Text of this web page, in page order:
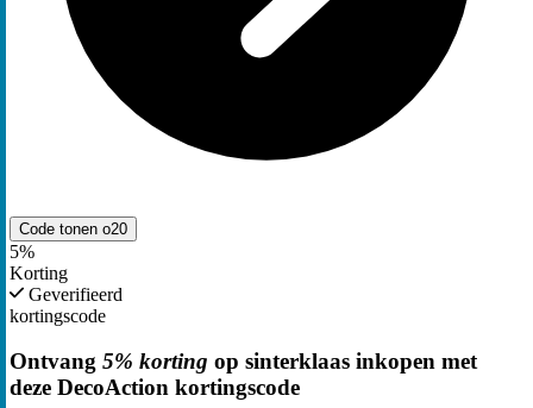
Code tonen o20
5%
Korting
Geverifieerd
kortingscode
Ontvang 5% korting op sinterklaas inkopen met
deze DecoAction kortingscode